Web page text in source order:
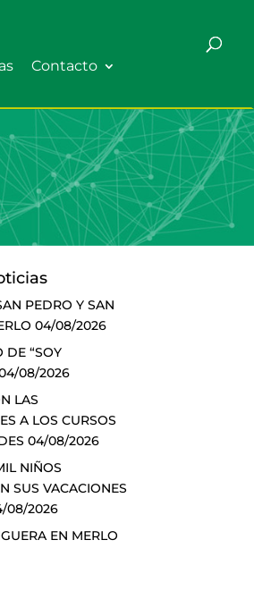
Contacto
PEDRO Y SAN
04/08/2026
DE “SOY
08/2026
LAS
A LOS CURSOS
04/08/2026
NIÑOS
SUS VACACIONES
08/2026
EN MERLO